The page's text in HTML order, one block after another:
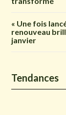
« Une fois
renouveau
janvier
Tendances